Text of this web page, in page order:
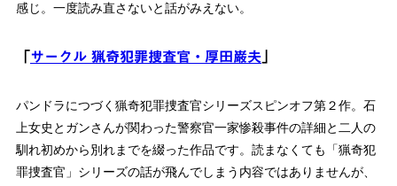
感じ。一度読み直さないと話がみえない。
サークル 猟奇犯罪捜査官・厚田巌夫」
パンドラにつづく猟奇犯罪捜査官シリーズスピンオフ第２作。石
上女史とガンさんが関わった警察官一家惨殺事件の詳細と二人の
馴れ初めから別れまでを綴った作品です。読まなくても「猟奇犯
罪捜査官」シリーズの話が飛んでしまう内容ではありませんが、